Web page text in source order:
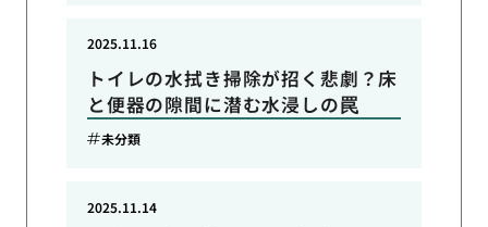
トイレの水拭き掃除が招く悲劇？床
と便器の隙間に潜む水浸しの罠
2025.11.16
未分類
2025.11.14